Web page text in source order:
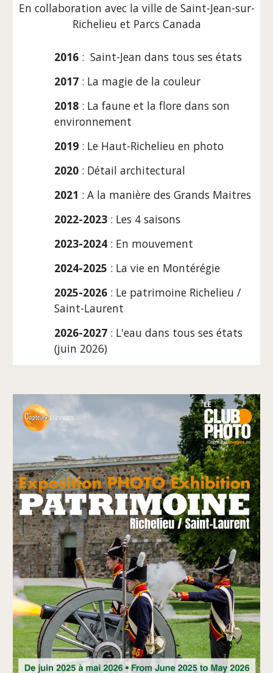
En collaboration avec la ville de Saint-Jean-sur-
Richelieu et Parcs Canada
2016 : Saint-Jean dans tous ses états
2017 : La magie de la couleur
2018 : La faune et la flore dans son
environnement
2019 : Le Haut-Richelieu en photo
2020 : Détail architectural
2021 : A la manière des Grands Maitres
2022-2023 : Les 4 saisons
2023-2024 : En mouvement
2024-2025 : La vie en Montérégie
2025-2026 : Le patrimoine Richelieu /
Saint-Laurent
2026-2027 : L'eau dans tous ses états
(juin 2026)